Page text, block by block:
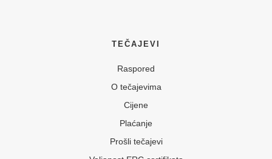
TEČAJEVI
Raspored
O tečajevima
Cijene
Plaćanje
Prošli tečajevi